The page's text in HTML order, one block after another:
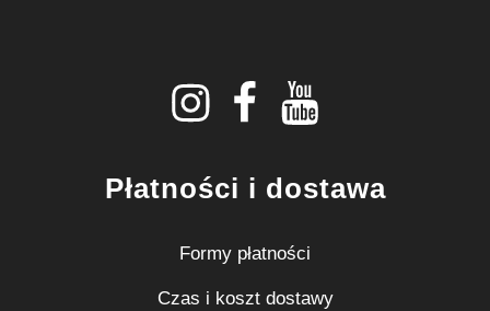
instagramfacebookyoutube
Płatności i dostawa
Formy płatności
Czas i koszt dostawy